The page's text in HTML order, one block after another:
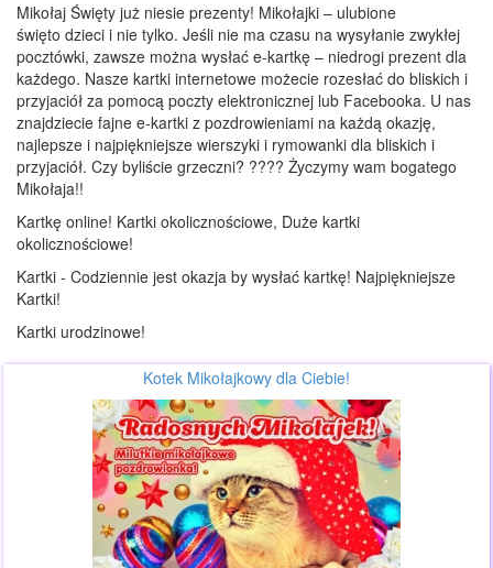
Mikołaj Święty już niesie prezenty! Mikołajki – ulubione
święto dzieci i nie tylko. Jeśli nie ma czasu na wysyłanie zwykłej
pocztówki, zawsze można wysłać e-kartkę – niedrogi prezent dla
każdego. Nasze kartki internetowe możecie rozesłać do bliskich i
przyjaciół za pomocą poczty elektronicznej lub Facebooka. U nas
znajdziecie fajne e-kartki z pozdrowieniami na każdą okazję,
najlepsze i najpiękniejsze wierszyki i rymowanki dla bliskich i
przyjaciół. Czy byliście grzeczni? ???? Życzymy wam bogatego
Mikołaja!!
Kartkę online! Kartki okolicznościowe, Duże kartki
okolicznościowe!
Kartki - Codziennie jest okazja by wysłać kartkę! Najpiękniejsze
Kartki!
Kartki urodzinowe!
Kotek Mikołajkowy dla Ciebie!